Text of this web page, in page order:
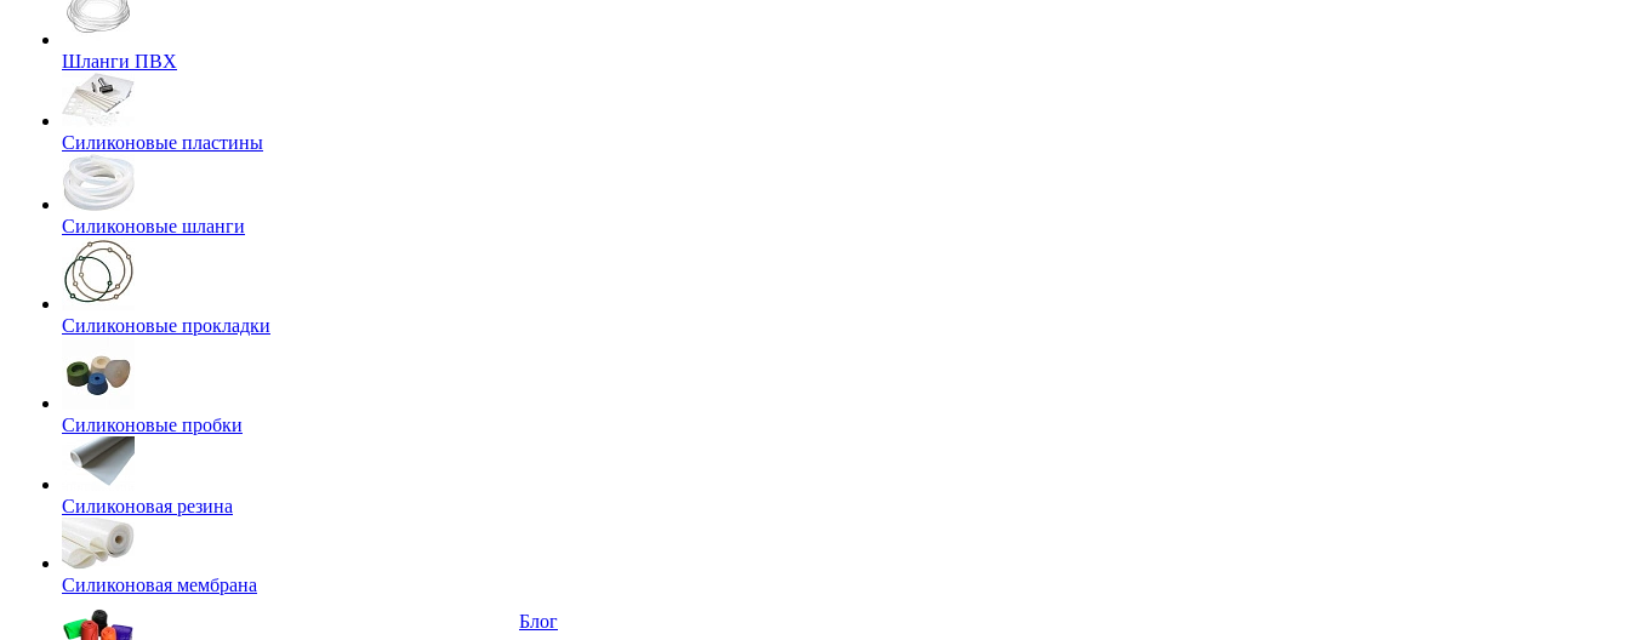
Шланги ПВХ
Силиконовые пластины
Силиконовые шланги
Силиконовые прокладки
Силиконовые пробки
Силиконовая резина
Силиконовая мембрана
Блог